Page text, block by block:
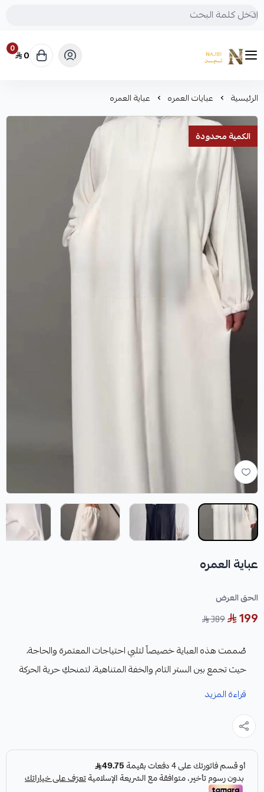
متجر نجد
0 0
الرئيسية عبايات العمره عباية العمره
الكمية محدودة
عباية العمره
الحق العرض
199
389
صُممت هذه العباية خصيصاً لتلبي احتياجات المعتمرة والحاجة،
حيث تجمع بين الستر التام والخفة المتناهية، لتمنحكِ حرية الحركة
والراحة التي تبحثين عنها في أطهر البقاع.
​خامة باردة وتنفسية: مصنوعة من قماش عالي الجودة يقاوم
والزحام.
​تصميم مريح (قصة واسعة): توفر لكِ سهولة الحركة أثناء الطواف
قراءة المزيد